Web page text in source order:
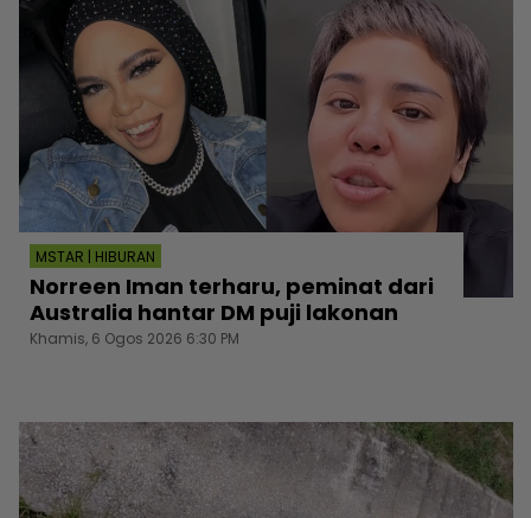
MSTAR | HIBURAN
Norreen Iman terharu, peminat dari
Australia hantar DM puji lakonan
Khamis, 6 Ogos 2026 6:30 PM